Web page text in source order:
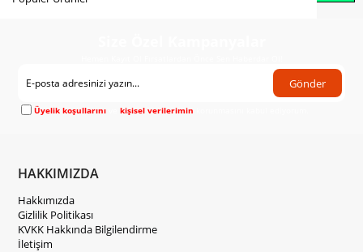
Gönder
Üyelik koşullarını vekişisel verilerimin
HAKKIMIZDA
Hakkımızda
Gizlilik Politikası
KVKK Hakkında Bilgilendirme
İletişim